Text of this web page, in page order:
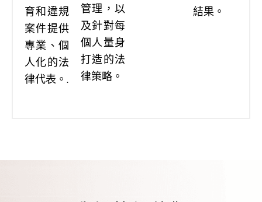
育和違規
案件提供
專業、個
人化的法
律代表。.
管理，以
及針對每
個人量身
打造的法
律策略。
結果。